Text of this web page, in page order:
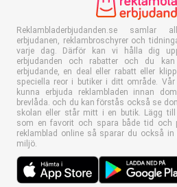
Reklambladerbjudanden.se samlar
erbjudanen, reklambroschyrer och
varje dag. Därför kan vi hålla dig
erbjudanden och rabatter och du
erbjudande, en deal eller rabatt eller
speciella reor i butiker i ditt område.
kunna erbjuda reklambladen innan
brevlåda. och du kan förstås också se
skolan eller står mitt i en butik. Lägg till
som en favorit och spara både tid och
reklamblad online så sparar du också
miljö.